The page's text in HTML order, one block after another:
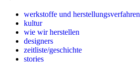
werkstoffe und herstellungsverfahren
kultur
wie wir herstellen
designers
zeitliste/geschichte
stories